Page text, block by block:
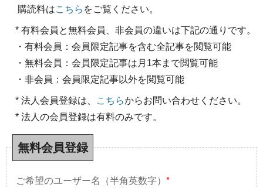
購読料はこちら をご覧ください。
* 有料会員と無料会員、非会員の違いは下記の通りです。
・有料会員：会員限定記事を含む全記事を閲覧可能
・無料会員：会員限定記事は月1本まで閲覧可能
・非会員：会員限定記事以外を閲覧可能
* 法人会員登録は、 こちらからお問い合わせください。
* 法人の会員登録は有料のみです。
無料会員登録
ご希望のユーザー名（半角英数字） *